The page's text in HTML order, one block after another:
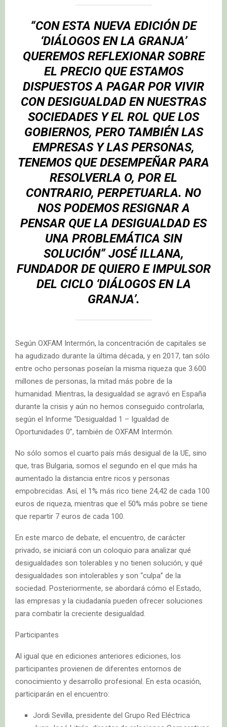
“CON ESTA NUEVA EDICIÓN DE
‘DIÁLOGOS EN LA GRANJA’
QUEREMOS REFLEXIONAR SOBRE
EL PRECIO QUE ESTAMOS
DISPUESTOS A PAGAR POR VIVIR
CON DESIGUALDAD EN NUESTRAS
SOCIEDADES Y EL ROL QUE LOS
GOBIERNOS, PERO TAMBIÉN LAS
EMPRESAS Y LAS PERSONAS,
TENEMOS QUE DESEMPEÑAR PARA
RESOLVERLA O, POR EL
CONTRARIO, PERPETUARLA. NO
NOS PODEMOS RESIGNAR A
PENSAR QUE LA DESIGUALDAD ES
UNA PROBLEMÁTICA SIN
SOLUCIÓN”JOSÉ ILLANA,
FUNDADOR DE QUIERO E IMPULSOR
DEL CICLO ‘DIÁLOGOS EN LA
GRANJA’.
Según OXFAM Intermón, la concentración de capitales se
ha agudizado durante la última década, y en 2017, tan sólo
entre ocho personas poseían la misma riqueza que 3.600
millones de personas, la mitad más pobre de la
humanidad. Mientras, la desigualdad se agravó en España
durante la crisis y aún no hemos conseguido controlarla,
según el Informe “Desigualdad 1 – Igualdad de
Oportunidades 0”, también de OXFAM Intermón.
No sólo somos el cuarto país más desigual de la UE, sino
que, tras Bulgaria, somos el segundo en el que más ha
aumentado la distancia entre ricos y personas
empobrecidas. Así, el 1% más rico tiene 24,42 de cada 100
euros de riqueza, mientras que el 50% más pobre se tiene
que repartir 7 euros de cada 100.
En este marco de debate, el encuentro, de carácter
privado, se iniciará con un coloquio para analizar qué
desigualdades son tolerables y no tienen solución, y qué
desigualdades son intolerables y son “culpa” de la
sociedad. Posteriormente, se abordará cómo el Estado,
las empresas y la ciudadanía pueden ofrecer soluciones
para combatir la creciente desigualdad.
Participantes
Al igual que en ediciones anteriores ediciones, los
participantes provienen de diferentes entornos de
conocimiento y desarrollo profesional. En esta ocasión,
participarán en el encuentro:
Jordi Sevilla, presidente del Grupo Red Eléctrica